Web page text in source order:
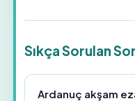
Sıkça Sorulan
Ardanuç akşam